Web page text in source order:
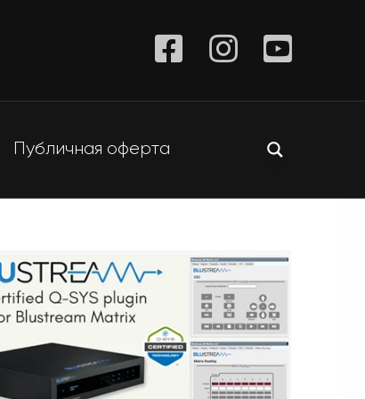
Фермы
Цепные лебедки
Фурнитура для
кейсов
Публичная оферта